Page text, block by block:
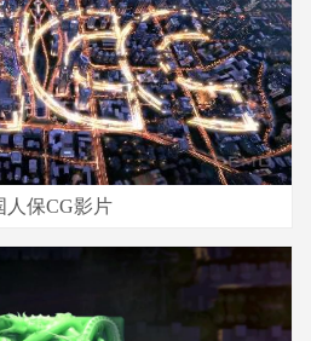
人保CG影片